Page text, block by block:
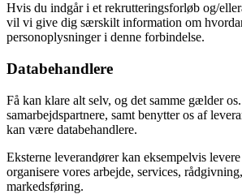
Hvis du indgår i et rekrutteringsforløb og/
vil vi give dig særskilt information om
personoplysninger i denne forbindelse.
Databehandlere
Få kan klare alt selv, og det samme gælder
samarbejdspartnere, samt benytter os af
kan være databehandlere.
Eksterne leverandører kan eksempelvis
organisere vores arbejde, services,
markedsføring.